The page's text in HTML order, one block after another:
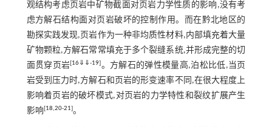
观结构考虑页岩中矿物截面对页岩力学性质的影响,没有考
虑方解石结构面对页岩破坏的控制作用。而在黔北地区的
勘探实践发现,页岩作为一种非均质性材料,内部填充着大量
矿物颗粒,方解石常常填充于多个裂缝系统,并形成完整的切
面贯穿页岩[16⇓ ⇓-19]。方解石的弹性模量高,泊松比低,当页
岩受到压力时,方解石和页岩的形变速率不同,在很大程度上
影响着页岩的破坏模式,对页岩的力学特性和裂纹扩展产生
影响 [18,20-21]。